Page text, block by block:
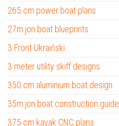
265 cm power boat plans
27m jon boat blueprints
3 Front Ukraiński
3 meter utility skiff designs
350 cm aluminium boat design
35m jon boat construction guide
375 cm kayak CNC plans